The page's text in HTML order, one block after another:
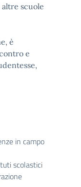
scuole
è
e
in campo
scolastici